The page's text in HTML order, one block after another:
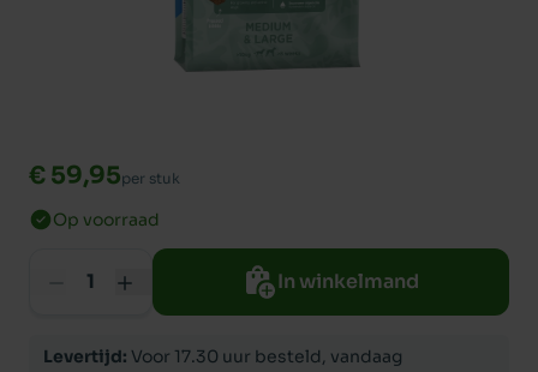
€ 59,95per stuk
Op voorraad
In winkelmand
Levertijd: Voor 17.30 uur besteld, vandaag